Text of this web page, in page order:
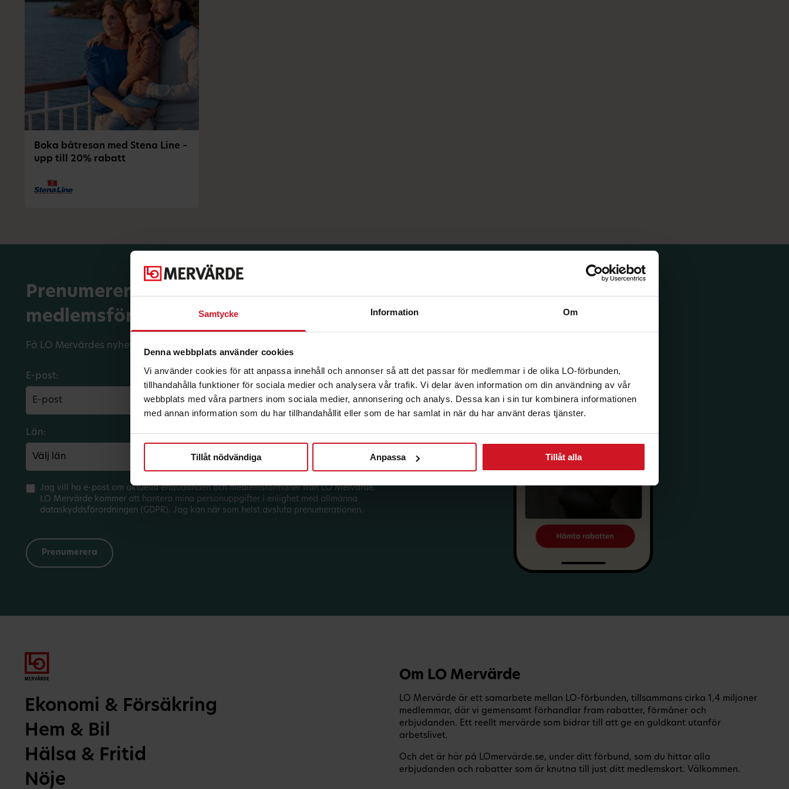
Samtycke Information Om
Denna webbplats använder cookies
Vi använder cookies för att anpassa innehåll och annonser så att det passar för medlemmar i de olika LO-förbunden,
tillhandahålla funktioner för sociala medier och analysera vår trafik. Vi delar även information om din användning av vår
webbplats med våra partners inom sociala medier, annonsering och analys. Dessa kan i sin tur kombinera informationen
med annan information som du har tillhandahållit eller som de har samlat in när du har använt deras tjänster.
Tillåt nödvändiga Anpassa Tillåt alla
Boka båtresan med Stena Line –
upp till 20% rabatt
Prenumerera på dina
medlemsförmåner.
Få LO Mervärdes nyhetsbrev varje månad till din inkorg.
E-post:
Län: Förbund:
Jag vill ha e-post om aktuella erbjudanden och medlemsförmåner från LO Mervärde.
LO Mervärde kommer att hantera mina personuppgifter i enlighet med allmänna
dataskyddsförordningen (GDPR). Jag kan när som helst avsluta prenumerationen.
Ekonomi & Försäkring
Hem & Bil
Hälsa & Fritid
Nöje
Om LO Mervärde
LO Mervärde är ett samarbete mellan LO-förbunden, tillsammans cirka 1,4 miljoner
medlemmar, där vi gemensamt förhandlar fram rabatter, förmåner och
erbjudanden. Ett reellt mervärde som bidrar till att ge en guldkant utanför
arbetslivet.
Och det är här på LOmervärde.se, under ditt förbund, som du hittar alla
erbjudanden och rabatter som är knutna till just ditt medlemskort. Välkommen.